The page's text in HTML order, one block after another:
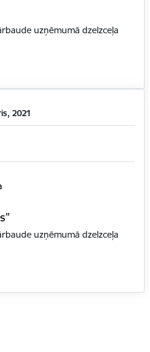
uzņēmumā dzelzceļa
2021
uzņēmumā dzelzceļa